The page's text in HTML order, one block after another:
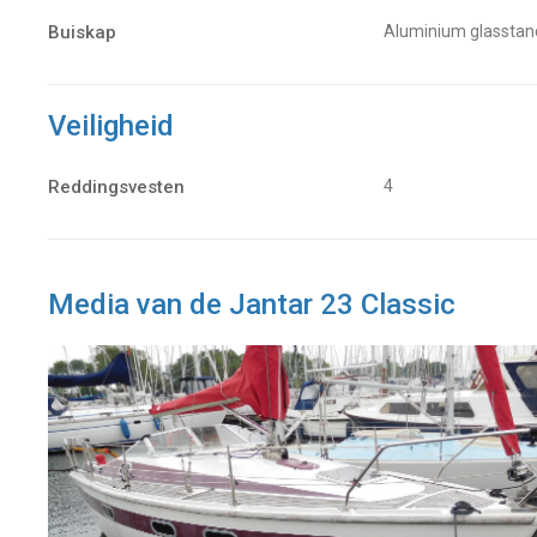
Buiskap
Aluminium
Veiligheid
Reddingsvesten 4
Media van de Jantar 23 Classic